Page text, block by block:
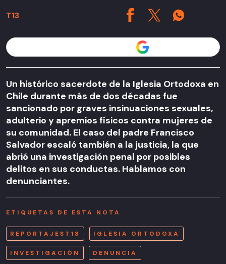
T13
Un histórico sacerdote de la Iglesia Ortodoxa en
Chile durante más de dos décadas fue
sancionado por graves insinuaciones sexuales,
adulterio y apremios físicos contra mujeres de
su comunidad. El caso del padre Francisco
Salvador escaló también a la justicia, la que
abrió una investigación penal por posibles
delitos en sus conductas. Hablamos con
denunciantes.
ETIQUETAS DE ESTA NOTA
REPORTAJEST13 IGLESIA ORTODOXA
INVESTIGACIÓN DENUNCIA